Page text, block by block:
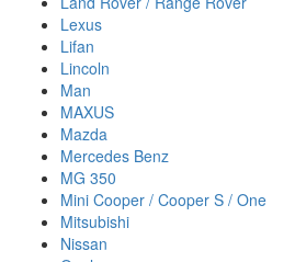
Lexus
Lifan
Lincoln
Man
MAXUS
Mazda
Mercedes Benz
MG 350
Mini Cooper / Cooper S / One
Mitsubishi
Nissan